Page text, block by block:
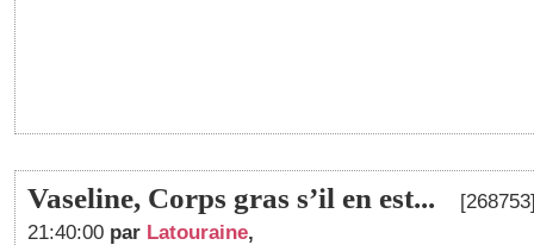
Vaseline, Corps gras s’il en est...
21:40:00 par Latouraine,